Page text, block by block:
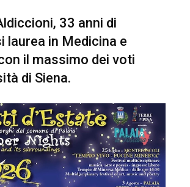
33 anni di
laurea in Medicina e
il massimo dei voti
di Siena.